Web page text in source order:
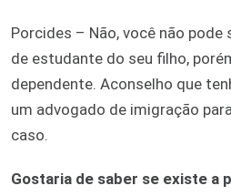
Porcides – Não, você não
de estudante do seu filho,
dependente. Aconselho que
um advogado de imigração
caso.
Gostaria de saber se existe a